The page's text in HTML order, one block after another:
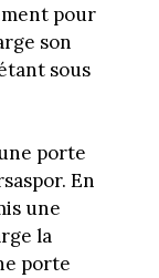
pour
son
sous
porte
En
une
la
porte